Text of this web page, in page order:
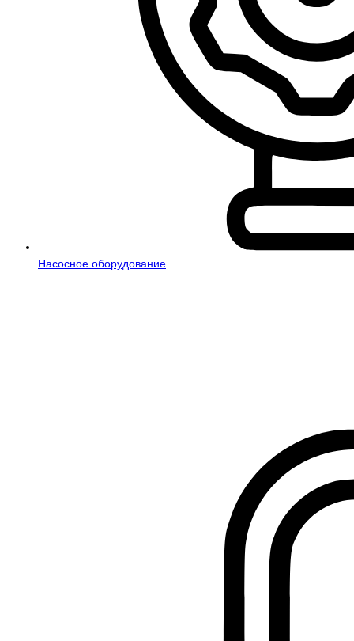
Насосное оборудование